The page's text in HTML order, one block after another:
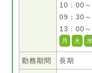
10：00
09：30
13：00
月 火 水
勤務期間 長期